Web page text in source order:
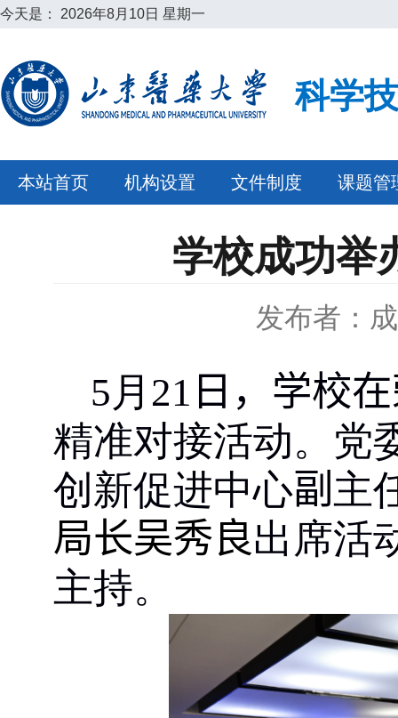
今天是： 2026年8月10日 星期一
科学
本站首页 机构设置 文件制度 课题管
学校成功举
发布者：
5月 21 日，学校在
精准对接活动。党
创新促进中心副主
局长吴秀良出席活
主持。